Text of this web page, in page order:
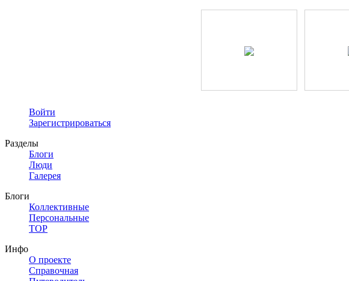
Войти
Зарегистрироваться
Разделы
Блоги
Люди
Галерея
Блоги
Коллективные
Персональные
TOP
Инфо
О проекте
Справочная